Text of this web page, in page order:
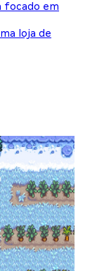
focado em
loja de